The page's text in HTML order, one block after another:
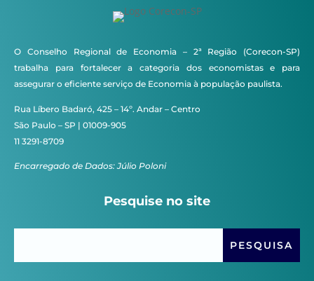
O Conselho Regional de Economia – 2ª Região (Corecon-SP)
trabalha para fortalecer a categoria dos economistas e para
assegurar o eficiente serviço de Economia à população paulista.
Rua Líbero Badaró, 425 – 14º. Andar – Centro
São Paulo – SP | 01009-905
11 3291-8709
Encarregado de Dados: Júlio Poloni
Pesquise no site